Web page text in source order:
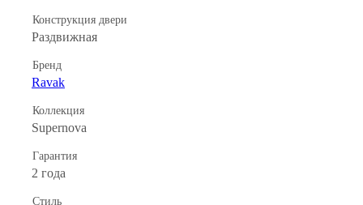
Конструкция двери
Раздвижная
Бренд
Ravak
Коллекция
Supernova
Гарантия
2 года
Стиль